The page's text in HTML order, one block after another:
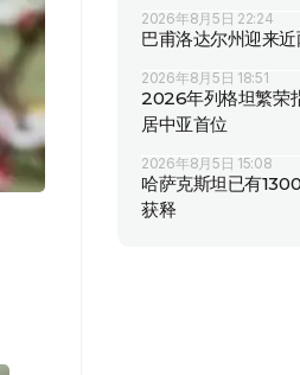
2026年8月5日 22:24
巴甫洛达尔州迎来
2026年8月5日 18:51
2026年列格坦繁荣
居中亚首位
2026年8月5日 15:08
哈萨克斯坦已有
获释